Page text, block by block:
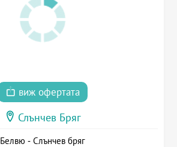
виж офертата
Слънчев Бряг
Белвю - Слънчев бряг